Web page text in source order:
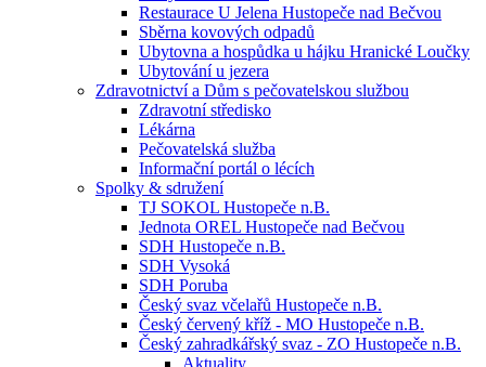
Restaurace U Jelena Hustopeče nad Bečvou
Sběrna kovových odpadů
Ubytovna a hospůdka u hájku Hranické Loučky
Ubytování u jezera
Zdravotnictví a Dům s pečovatelskou službou
Zdravotní středisko
Lékárna
Pečovatelská služba
Informační portál o lécích
Spolky & sdružení
TJ SOKOL Hustopeče n.B.
Jednota OREL Hustopeče nad Bečvou
SDH Hustopeče n.B.
SDH Vysoká
SDH Poruba
Český svaz včelařů Hustopeče n.B.
Český červený kříž - MO Hustopeče n.B.
Český zahradkářský svaz - ZO Hustopeče n.B.
Aktuality